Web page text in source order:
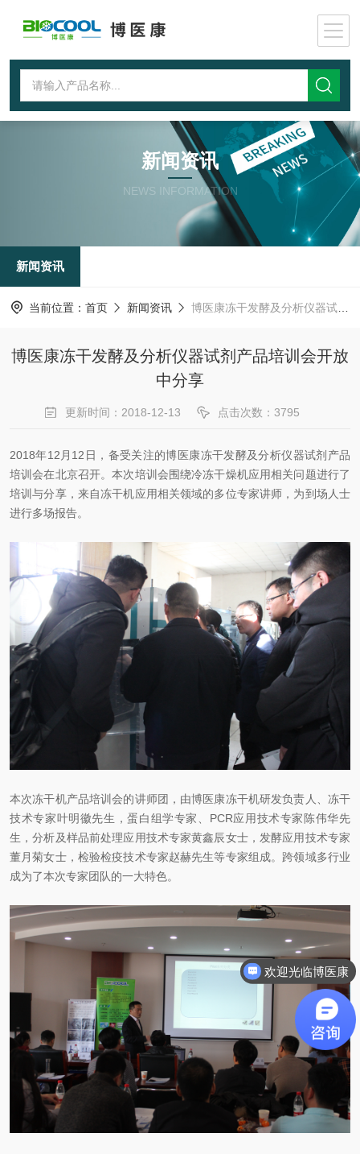
新闻资讯
NEWS INFORMATION
新闻资讯
当前位置： 首页 新闻资讯 博医康冻干发酵及分析仪器试剂产品培训会开放中分享
博医康冻干发酵及分析仪器试剂产品培训会开放
中分享
更新时间：2018-12-13 点击次数：3795
2018年12月12日，备受关注的博医康冻干发酵及分析仪器试剂产品
培训会在北京召开。本次培训会围绕冷冻干燥机应用相关问题进行了
培训与分享，来自冻干机应用相关领域的多位专家讲师，为到场人士
进行多场报告。
本次冻干机产品培训会的讲师团，由博医康冻干机研发负责人、冻干
技术专家叶明徽先生，蛋白组学专家、PCR应用技术专家陈伟华先
生，分析及样品前处理应用技术专家黄鑫辰女士，发酵应用技术专家
董月菊女士，检验检疫技术专家赵赫先生等专家组成。跨领域多行业
成为了本次专家团队的一大特色。
欢迎光临博医康
需要咨询什么